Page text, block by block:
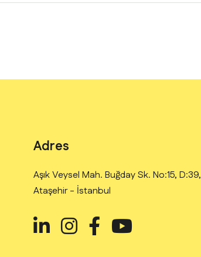
Adres
Aşık Veysel Mah. Buğday Sk. No:15, D:39,
Ataşehir - İstanbul